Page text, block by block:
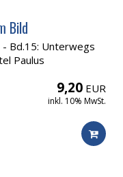
Bild
- Bd.15: Unterwegs
Paulus
9,20 EUR
inkl. 10% MwSt.